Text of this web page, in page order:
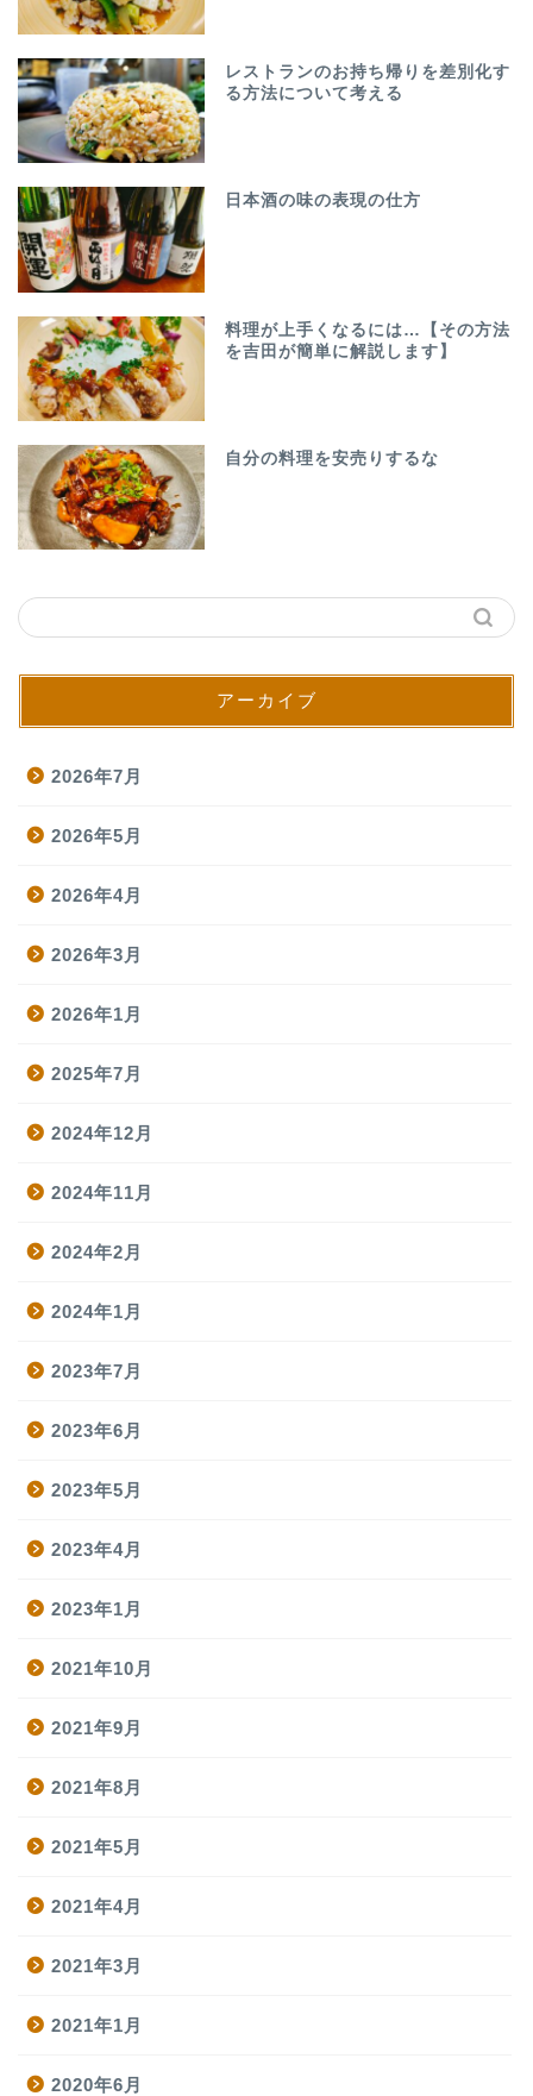
レストランのお持ち帰りを差別化す
る方法について考える
日本酒の味の表現の仕方
料理が上手くなるには…【その方法
を吉田が簡単に解説します】
自分の料理を安売りするな
アーカイブ
2026年7月
2026年5月
2026年4月
2026年3月
2026年1月
2025年7月
2024年12月
2024年11月
2024年2月
2024年1月
2023年7月
2023年6月
2023年5月
2023年4月
2023年1月
2021年10月
2021年9月
2021年8月
2021年5月
2021年4月
2021年3月
2021年1月
2020年6月